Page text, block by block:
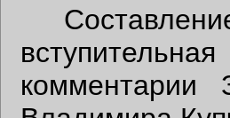
комментарии